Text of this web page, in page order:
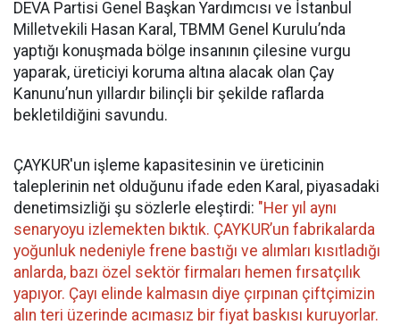
DEVA Partisi Genel Başkan Yardımcısı ve İstanbul
Milletvekili Hasan Karal, TBMM Genel Kurulu’nda
yaptığı konuşmada bölge insanının çilesine vurgu
yaparak, üreticiyi koruma altına alacak olan Çay
Kanunu’nun yıllardır bilinçli bir şekilde raflarda
bekletildiğini savundu.
ÇAYKUR'un işleme kapasitesinin ve üreticinin
taleplerinin net olduğunu ifade eden Karal, piyasadaki
denetimsizliği şu sözlerle eleştirdi: "Her yıl aynı
senaryoyu izlemekten bıktık. ÇAYKUR’un fabrikalarda
yoğunluk nedeniyle frene bastığı ve alımları kısıtladığı
anlarda, bazı özel sektör firmaları hemen fırsatçılık
yapıyor. Çayı elinde kalmasın diye çırpınan çiftçimizin
alın teri üzerinde acımasız bir fiyat baskısı kuruyorlar.